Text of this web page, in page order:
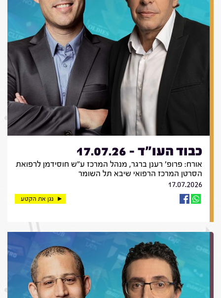
כבוד העו"ד - 17.07.26
אורח: פרופ' רענן ברגר, מנהל המרכז ע"ש חוסידמן לרפואת
הסרטן המרכז הרפואי שיבא תל השומר
17.07.2026
נגן את הקטע